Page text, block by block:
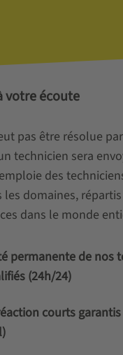
votre écoute
pas être résolue
technicien sera
emploie des
domaines,
dans le monde
permanente de nos
(24h/24)
courts